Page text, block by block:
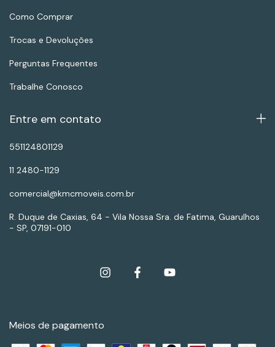
Como Comprar
Trocas e Devoluções
Perguntas Frequentes
Trabalhe Conosco
Entre em contato
551124801129
11 2480-1129
comercial@kmcmoveis.com.br
R. Duque de Caxias, 64 - Vila Nossa Sra. de Fatima, Guarulhos
- SP, 07191-010
Meios de pagamento